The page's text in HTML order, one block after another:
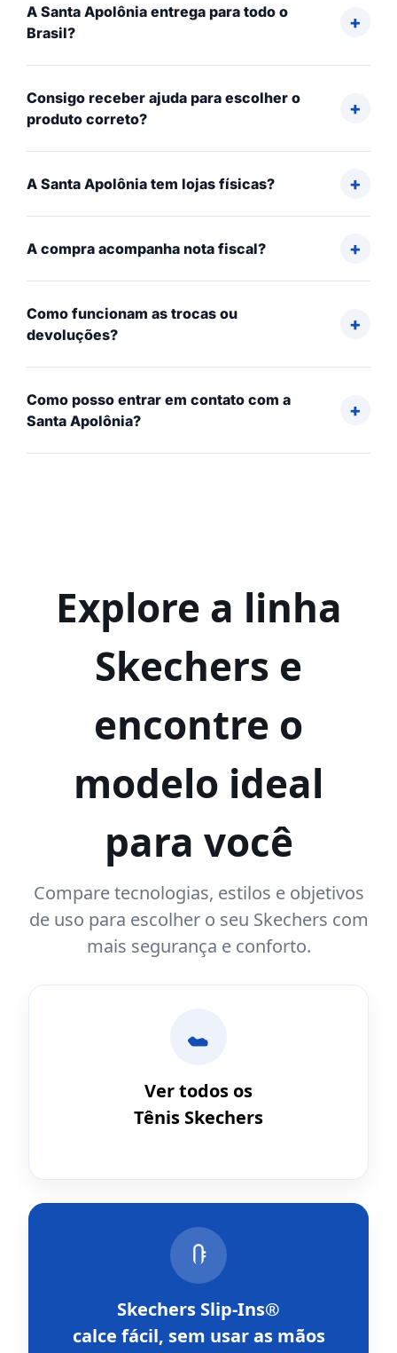
A Santa Apolônia entrega para todo o
Brasil?
Consigo receber ajuda para escolher o
produto correto?
A Santa Apolônia tem lojas físicas?
A compra acompanha nota fiscal?
Como funcionam as trocas ou
devoluções?
Como posso entrar em contato com a
Santa Apolônia?
Explore a linha
Skechers e
encontre o
modelo ideal
para você
Compare tecnologias, estilos e objetivos
de uso para escolher o seu Skechers com
mais segurança e conforto.
Ver todos os
Tênis Skechers
Skechers Slip-Ins®
calce fácil, sem usar as mãos